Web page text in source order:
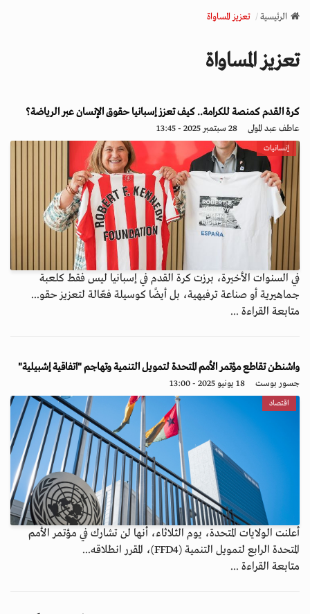
v
a
o
n
الرئيسية تعزيز المساواة
تعزيز المساواة
كرة القدم كمنصة للكرامة.. كيف تعزز إسبانيا حقوق الإنسان عبر الرياضة؟
عاطف عبد المولى 28 سبتمبر 2025 - 13:45
إنسانيات
في السنوات الأخيرة، برزت كرة القدم في إسبانيا ليس فقط كلعبة
جماهيرية أو صناعة ترفيهية، بل أيضًا كوسيلة فعّالة لتعزيز حقو...
متابعة القراءة ...
واشنطن تقاطع مؤتمر الأمم المتحدة لتمويل التنمية وتهاجم "اتفاقية إشبيلية"
جسور بوست 18 يونيو 2025 - 13:00
اقتصاد
أعلنت الولايات المتحدة، يوم الثلاثاء، أنها لن تشارك في مؤتمر الأمم
المتحدة الرابع لتمويل التنمية (FFD4)، المقرر انطلاقه...
متابعة القراءة ...